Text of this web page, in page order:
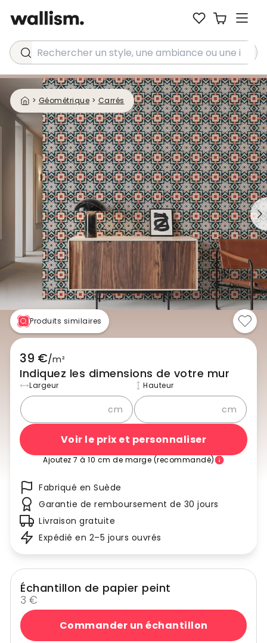
Rechercher un style, une ambiance ou une idée...
> Géométrique > Carrés
Produits similaires
39 €/m²
Indiquez les dimensions de votre mur
Largeur
cm
Hauteur
cm
Voir le prix et personnaliser
Ajoutez 7 à 10 cm de marge (recommandé)
Fabriqué en Suède
Garantie de remboursement de 30 jours
Livraison gratuite
Expédié en 2–5 jours ouvrés
Échantillon de papier peint
3 €
Commander un échantillon